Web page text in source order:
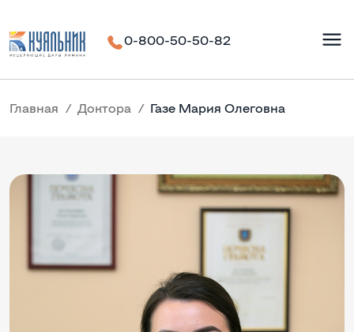
0-800-50-50-82
Главная Доктора Газе Мария Олеговна